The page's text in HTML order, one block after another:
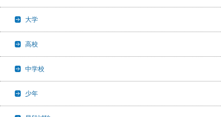
大学
高校
中学校
少年